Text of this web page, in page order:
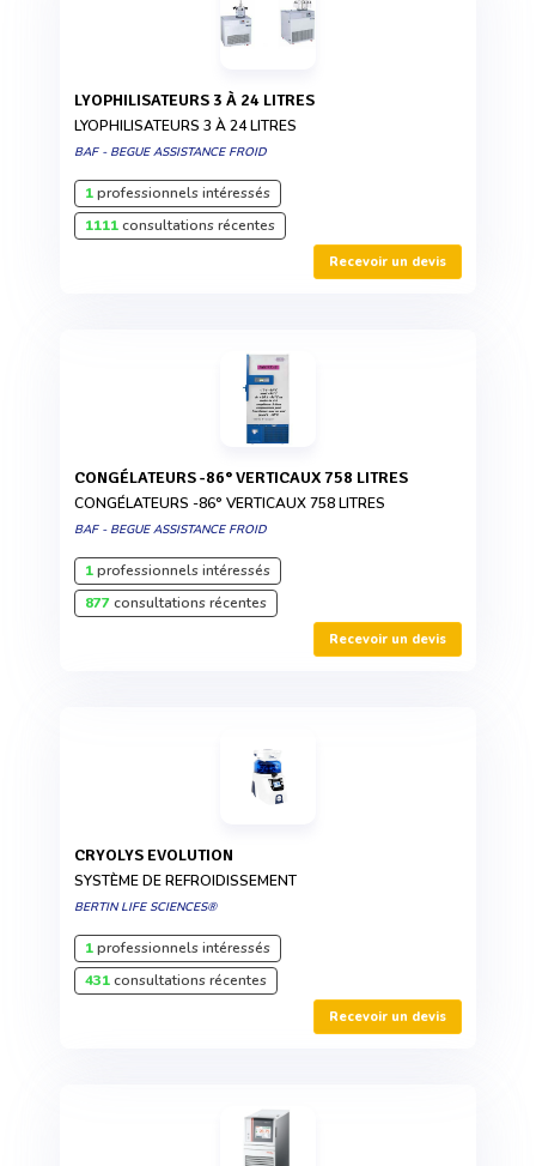
LYOPHILISATEURS 3 À 24 LITRES
LYOPHILISATEURS 3 À 24 LITRES
BAF - BEGUE ASSISTANCE FROID
1professionnels intéressés
1111consultations récentes
Recevoir un devis
CONGÉLATEURS -86° VERTICAUX 758 LITRES
CONGÉLATEURS -86° VERTICAUX 758 LITRES
BAF - BEGUE ASSISTANCE FROID
1professionnels intéressés
877consultations récentes
Recevoir un devis
CRYOLYS EVOLUTION
SYSTÈME DE REFROIDISSEMENT
BERTIN LIFE SCIENCES®
1professionnels intéressés
431consultations récentes
Recevoir un devis